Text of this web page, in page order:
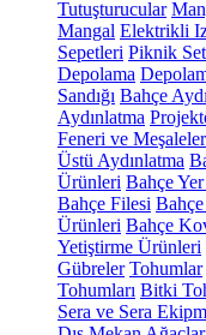
Tutuşturucular
Mangal Elektrikli
Sepetleri Piknik
Depolama
Sandığı Bahçe
Aydınlatma
Feneri ve Meşaleler
Üstü Aydınlatma
Ürünleri Bahçe
Bahçe Filesi
Ürünleri Bahçe
Yetiştirme Ürünleri
Gübreler Tohumlar
Tohumları Bitki
Sera ve Sera